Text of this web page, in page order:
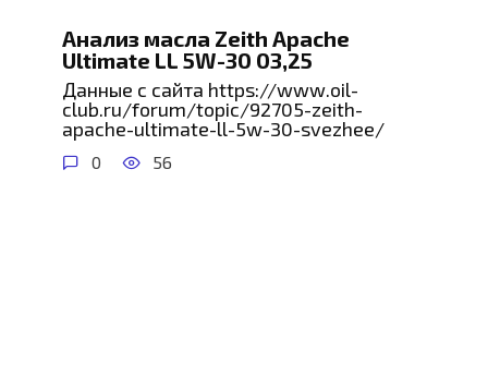
Анализ масла Zeith Apache
Ultimate LL 5W-30 03,25
Данные с сайта https://www.oil-
club.ru/forum/topic/92705-zeith-
apache-ultimate-ll-5w-30-svezhee/
0 56